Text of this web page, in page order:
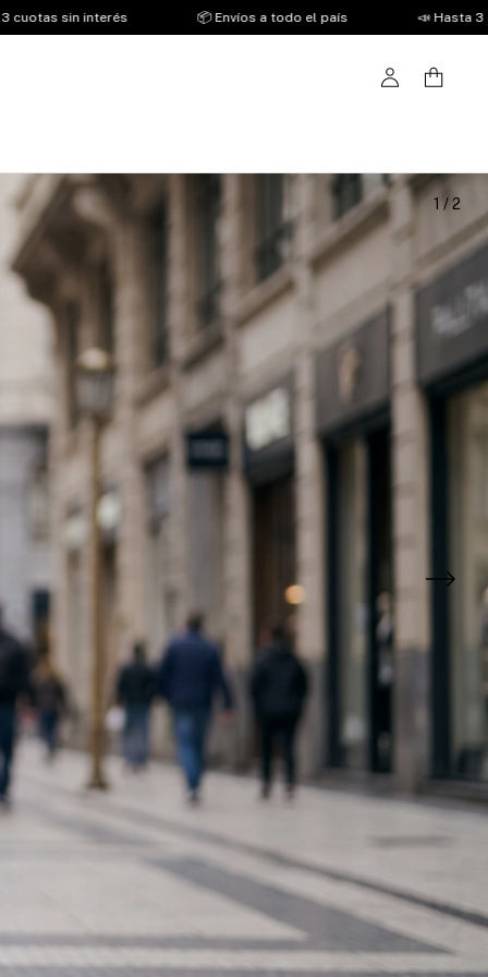
el país 📣 Hasta 3 cuotas sin interés 📦 Envíos a todo
2 /2